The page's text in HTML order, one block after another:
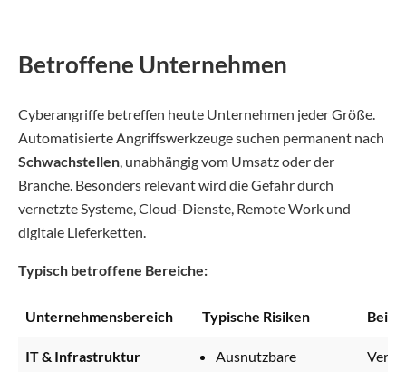
Betroffene Unternehmen
Cyberangriffe betreffen heute Unternehmen jeder Größe.
Automatisierte Angriffswerkzeuge suchen permanent nach
Schwachstellen, unabhängig vom Umsatz oder der
Branche. Besonders relevant wird die Gefahr durch
vernetzte Systeme, Cloud-Dienste, Remote Work und
digitale Lieferketten.
Typisch betroffene Bereiche:
Unternehmensbereich Typische Risiken
IT & Infrastruktur
Ausnutzbare